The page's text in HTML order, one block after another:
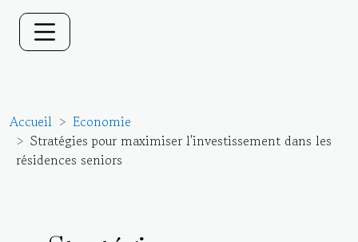
Accueil
Economie
Stratégies pour maximiser l'investissement dans les
résidences seniors